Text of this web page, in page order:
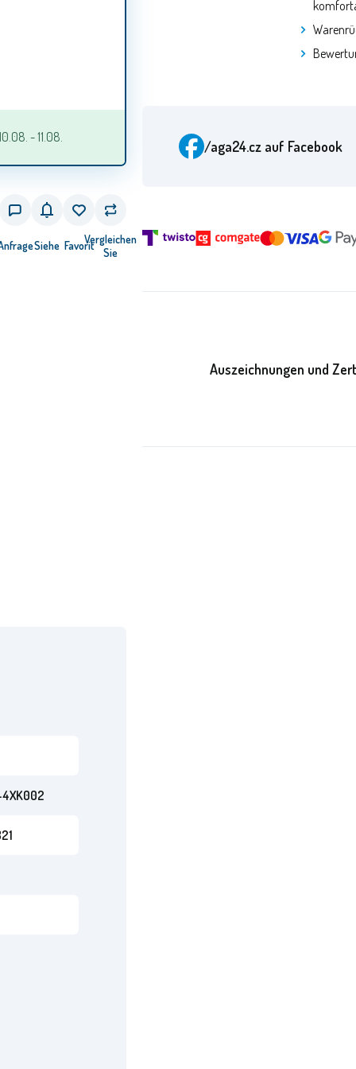
- 11.08.
Siehe FavoritVergleichen
Sie
/aga24.cz auf Facebook
Auszeichnungen und